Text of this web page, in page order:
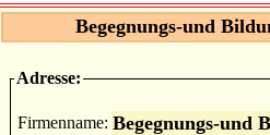
Begegnungs-und
Adresse:
Firmenname: Begegnungs-und